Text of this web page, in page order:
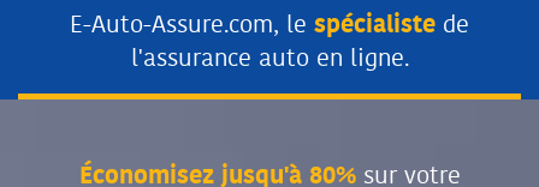
E-Auto-Assure.com, le spécialiste de
l'assurance auto en ligne.
Économisez jusqu'à 80% sur votre